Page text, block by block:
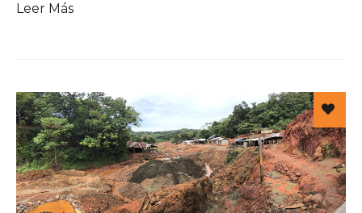
Leer Más